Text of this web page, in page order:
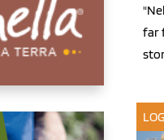
far